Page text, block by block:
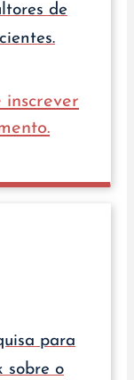
de
para
sobre o